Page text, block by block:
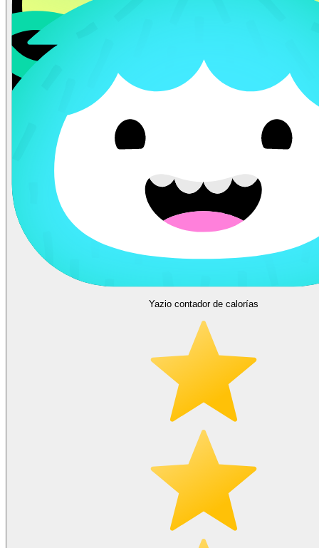
Yazio contador de calorías